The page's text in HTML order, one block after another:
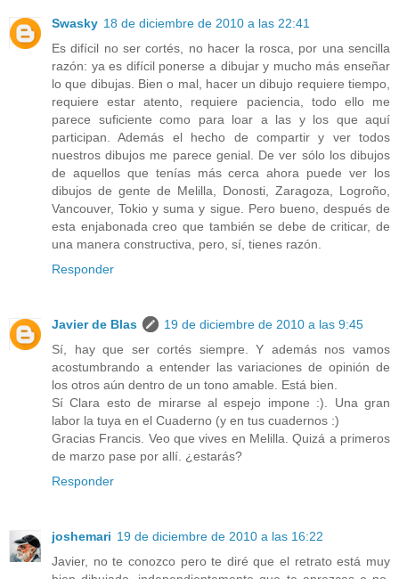
Swasky 18 de diciembre de 2010 a las 22:41
Es difícil no ser cortés, no hacer la rosca, por una sencilla
razón: ya es difícil ponerse a dibujar y mucho más enseñar
lo que dibujas. Bien o mal, hacer un dibujo requiere tiempo,
requiere estar atento, requiere paciencia, todo ello me
parece suficiente como para loar a las y los que aquí
participan. Además el hecho de compartir y ver todos
nuestros dibujos me parece genial. De ver sólo los dibujos
de aquellos que tenías más cerca ahora puede ver los
dibujos de gente de Melilla, Donosti, Zaragoza, Logroño,
Vancouver, Tokio y suma y sigue. Pero bueno, después de
esta enjabonada creo que también se debe de criticar, de
una manera constructiva, pero, sí, tienes razón.
Responder
Javier de Blas
19 de diciembre de 2010 a las 9:45
Sí, hay que ser cortés siempre. Y además nos vamos
acostumbrando a entender las variaciones de opinión de
los otros aún dentro de un tono amable. Está bien.
Sí Clara esto de mirarse al espejo impone :). Una gran
labor la tuya en el Cuaderno (y en tus cuadernos :)
Gracias Francis. Veo que vives en Melilla. Quizá a primeros
de marzo pase por allí. ¿estarás?
Responder
joshemari 19 de diciembre de 2010 a las 16:22
Javier, no te conozco pero te diré que el retrato está muy